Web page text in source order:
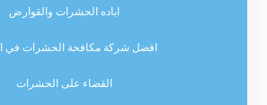
اباده الحشرات والقوارض
افضل شركة مكافحة الحشرات في
القضاء على الحشرات